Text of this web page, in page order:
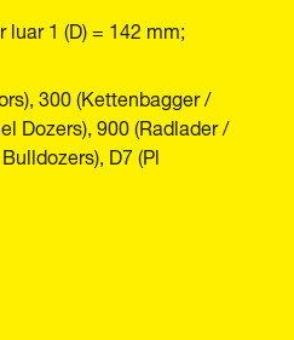
1 (D) = 142 mm;
300 (Kettenbagger /
Dozers), 900 (Radlader /
D7 (Pl